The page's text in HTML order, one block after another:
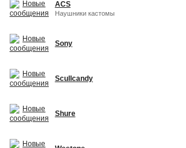
ACS
Наушники кастомы
Sony
Scullcandy
Shure